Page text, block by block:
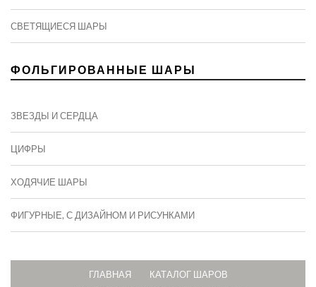
СВЕТЯЩИЕСЯ ШАРЫ
ФОЛЬГИРОВАННЫЕ ШАРЫ
ЗВЕЗДЫ И СЕРДЦА
ЦИФРЫ
ХОДЯЧИЕ ШАРЫ
ФИГУРНЫЕ, С ДИЗАЙНОМ И РИСУНКАМИ
ГЛАВНАЯ
КАТАЛОГ ШАРОВ